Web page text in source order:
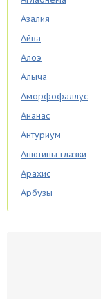
Азалия
Айва
Алоэ
Алыча
Аморфофаллус
Ананас
Антуриум
Анютины глазки
Арахис
Арбузы
Аспарагус